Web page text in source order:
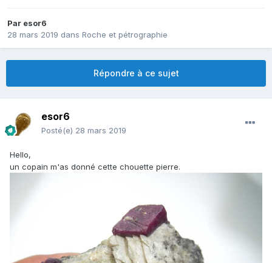
Par esor6
28 mars 2019 dans Roche et pétrographie
Répondre à ce sujet
esor6
Posté(e) 28 mars 2019
Hello,
un copain m'as donné cette chouette pierre.